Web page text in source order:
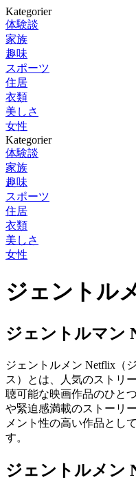
Kategorier
体験談
家族
趣味
スポーツ
住居
衣類
美しさ
女性
Kategorier
体験談
家族
趣味
スポーツ
住居
衣類
美しさ
女性
ジェントル
ジェントルマン
ジェントルメン Netflix（
ス）とは、人気のストリ
聴可能な映画作品のひと
や緊迫感満載のストーリ
メント性の高い作品とし
す。
ジェントルメン